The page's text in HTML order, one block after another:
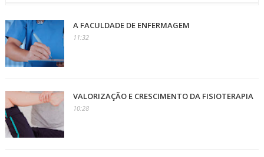
A FACULDADE DE ENFERMAGEM
11:32
VALORIZAÇÃO E CRESCIMENTO DA FISIOTERAPIA
10:28